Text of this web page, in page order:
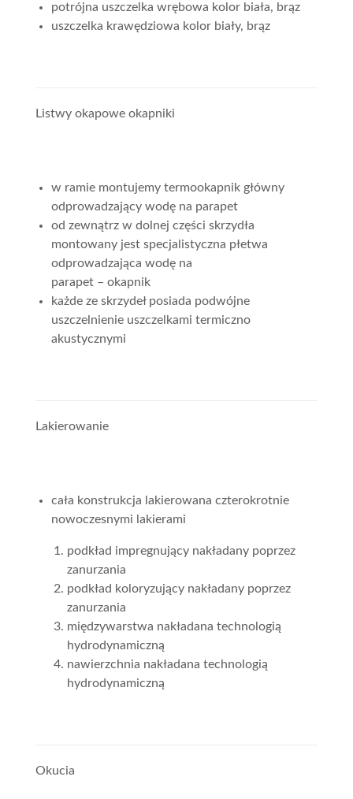
potrójna uszczelka wrębowa kolor biała, brąz
uszczelka krawędziowa kolor biały, brąz
Listwy okapowe okapniki
w ramie montujemy termookapnik główny
odprowadzający wodę na parapet
od zewnątrz w dolnej części skrzydła
montowany jest specjalistyczna płetwa
odprowadzająca wodę na
parapet – okapnik
każde ze skrzydeł posiada podwójne
uszczelnienie uszczelkami termiczno
akustycznymi
Lakierowanie
cała konstrukcja lakierowana czterokrotnie
nowoczesnymi lakierami
podkład impregnujący nakładany poprzez
zanurzania
podkład koloryzujący nakładany poprzez
zanurzania
międzywarstwa nakładana technologią
hydrodynamiczną
nawierzchnia nakładana technologią
hydrodynamiczną
Okucia